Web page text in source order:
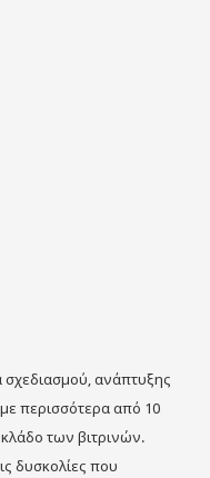
σχεδιασμού, ανάπτυξης
περισσότερα από 10
των βιτρινών.
δυσκολίες που